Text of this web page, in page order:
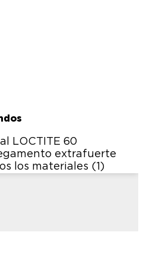
LOCTITE 60
extrafuerte
los materiales (1)